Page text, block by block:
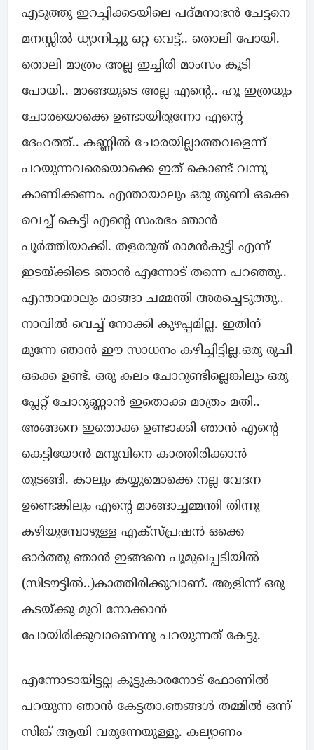
എടുത്തു ഇറച്ചിക്കടയിലെ പദ്മനാഭൻ ചേട്ടനെ
മനസ്സിൽ ധ്യാനിച്ചു ഒറ്റ വെട്ട്.. തൊലി പോയി.
തൊലി മാത്രം അല്ല ഇച്ചിരി മാംസം കൂടി
പോയി.. മാങ്ങയുടെ അല്ല എന്റെ.. ഹൂ ഇത്രയും
ചോരയൊക്കെ ഉണ്ടായിരുന്നോ എന്റെ
ദേഹത്ത്.. കണ്ണിൽ ചോരയില്ലാത്തവളെന്ന്
പറയുന്നവരെയൊക്കെ ഇത് കൊണ്ട് വന്നു
കാണിക്കണം. എന്തായാലും ഒരു തുണി ഒക്കെ
വെച്ച് കെട്ടി എന്റെ സംരഭം ഞാൻ
പൂർത്തിയാക്കി. തളരരുത് രാമൻകുട്ടി എന്ന്
ഇടയ്ക്കിടെ ഞാൻ എന്നോട് തന്നെ പറഞ്ഞു..
എന്തായാലും മാങ്ങാ ചമ്മന്തി അരച്ചെടുത്തു..
നാവിൽ വെച്ച് നോക്കി കുഴപ്പമില്ല. ഇതിന്
മുന്നേ ഞാൻ ഈ സാധനം കഴിച്ചിട്ടില്ല.ഒരു രുചി
ഒക്കെ ഉണ്ട്. ഒരു കലം ചോറുണ്ടില്ലെങ്കിലും ഒരു
പ്ലേറ്റ് ചോറുണ്ണാൻ ഇതൊക്ക മാത്രം മതി..
അങ്ങനെ ഇതൊക്ക ഉണ്ടാക്കി ഞാൻ എന്റെ
കെട്ടിയോൻ മനുവിനെ കാത്തിരിക്കാൻ
തുടങ്ങി. കാലും കയ്യുമൊക്കെ നല്ല വേദന
ഉണ്ടെങ്കിലും എന്റെ മാങ്ങാച്ചമ്മന്തി തിന്നു
കഴിയുമ്പോഴുള്ള എക്സ്പ്രഷൻ ഒക്കെ
ഓർത്തു ഞാൻ ഇങ്ങനെ പൂമുഖപ്പടിയിൽ
(സിടൗട്ടിൽ..)കാത്തിരിക്കുവാണ്. ആളിന്ന് ഒരു
കടയ്ക്കു മുറി നോക്കാൻ
പോയിരിക്കുവാണെന്നു പറയുന്നത് കേട്ടു.
എന്നോടായിട്ടല്ല കൂട്ടുകാരനോട് ഫോണിൽ
പറയുന്ന ഞാൻ കേട്ടതാ.ഞങ്ങൾ തമ്മിൽ ഒന്ന്
സിങ്ക് ആയി വരുന്നേയുള്ളൂ. കല്യാണം